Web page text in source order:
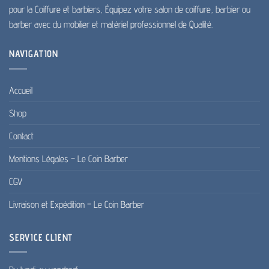
pour la Coiffure et barbiers, Équipez votre salon de coiffure, barbier ou
barber avec du mobilier et matériel professionnel de Qualité.
NAVIGATION
Accueil
Shop
Contact
Mentions Légales – Le Coin Barber
CGV
Livraison et Expédition – Le Coin Barber
SERVICE CLIENT